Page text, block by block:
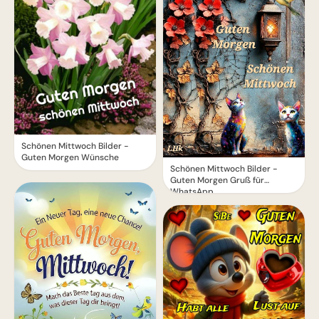
Schönen Mittwoch Bilder -
Guten Morgen Wünsche
Schönen Mittwoch Bilder -
Guten Morgen Gruß für
WhatsApp